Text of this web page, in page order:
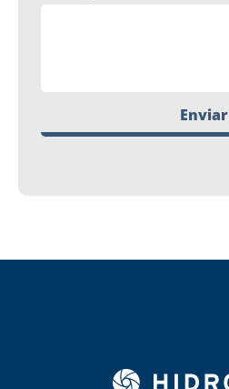
Enviar